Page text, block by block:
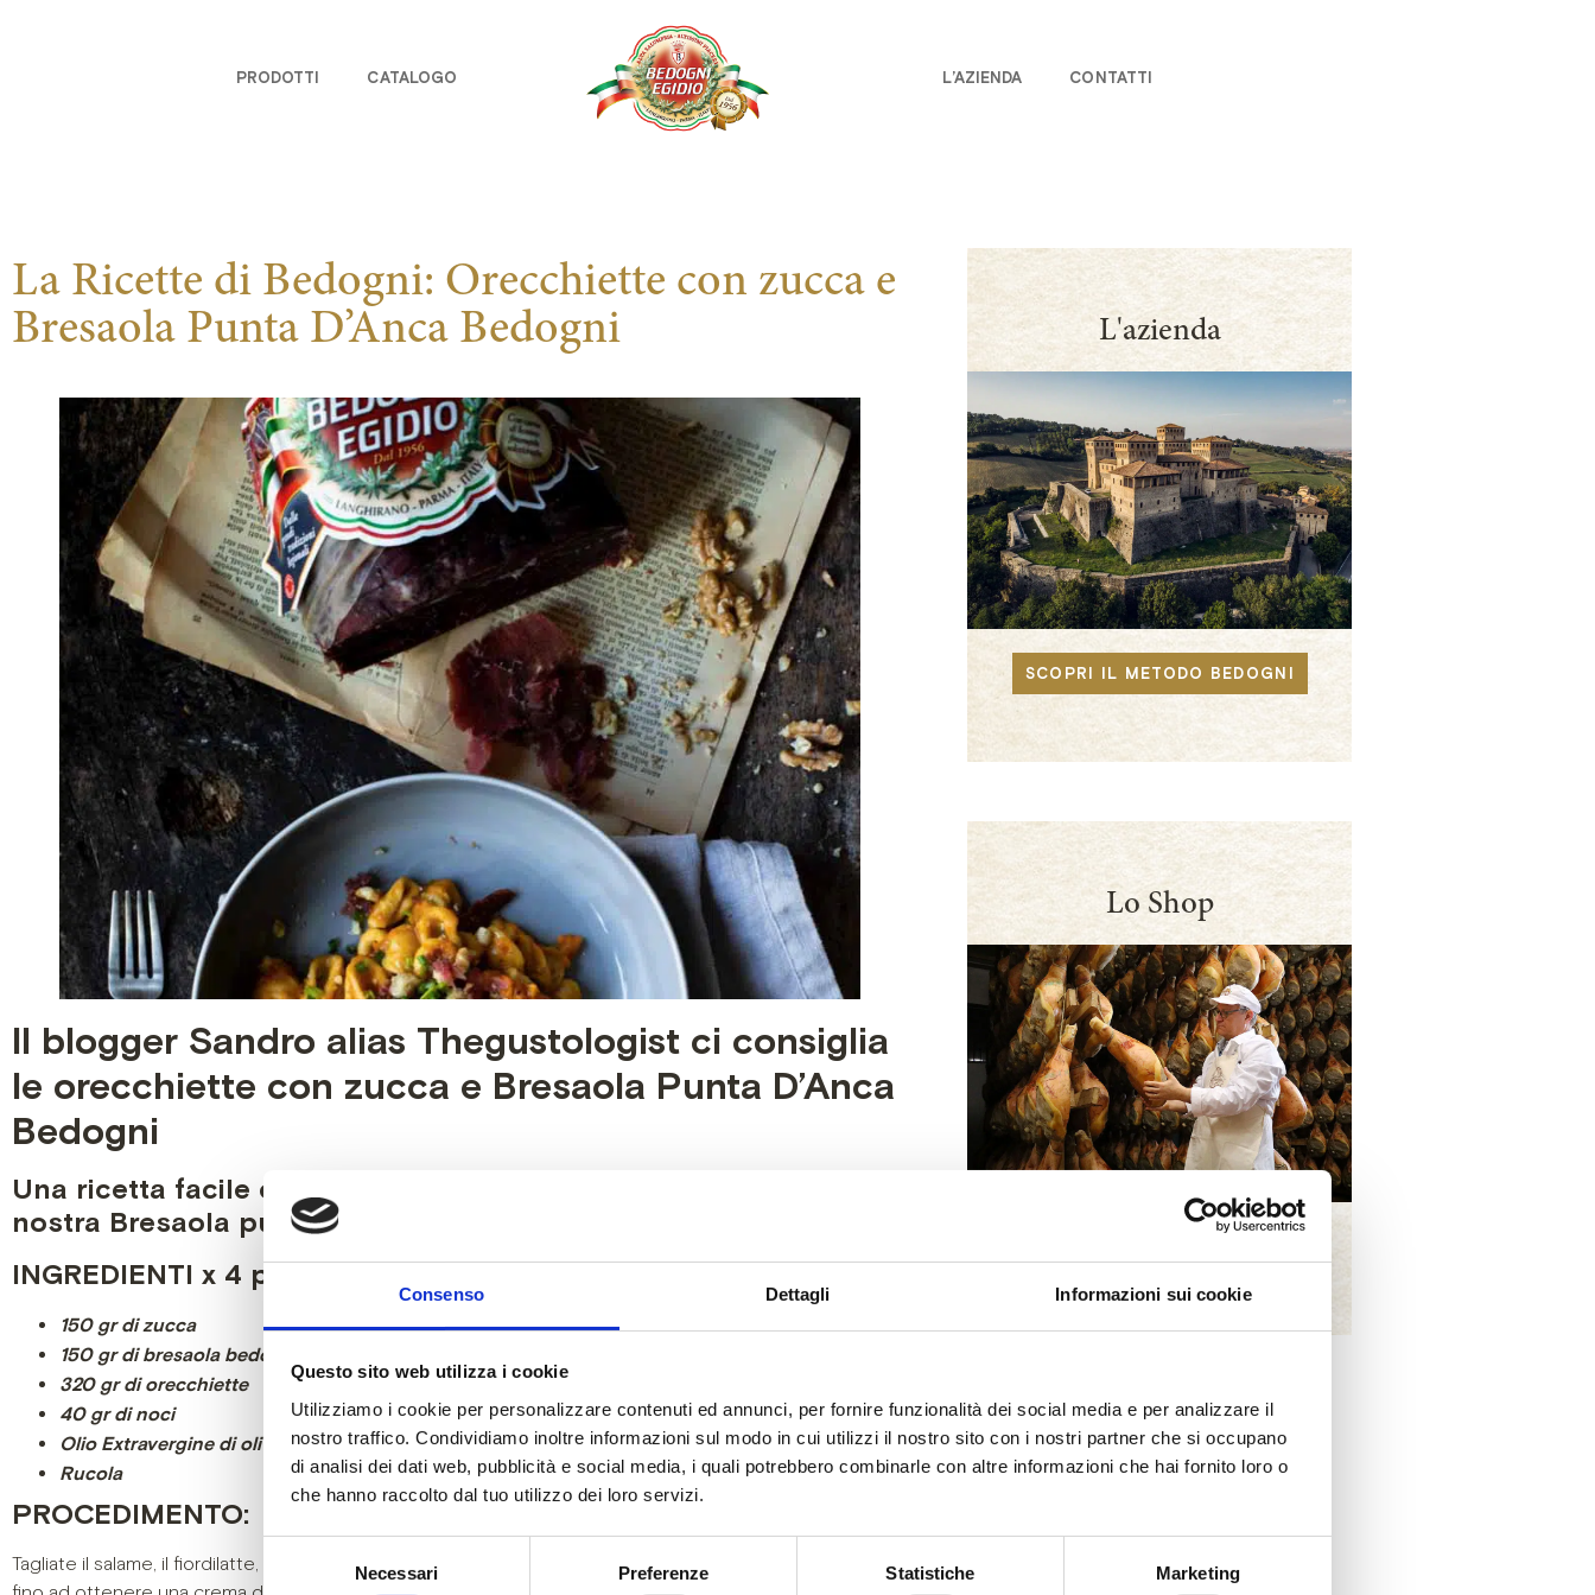
Consenso Dettagli Informazioni sui cookie
Questo sito web utilizza i cookie
Utilizziamo i cookie per personalizzare contenuti ed annunci, per fornire funzionalità dei social media e per analizzare il
nostro traffico. Condividiamo inoltre informazioni sul modo in cui utilizzi il nostro sito con i nostri partner che si occupano
di analisi dei dati web, pubblicità e social media, i quali potrebbero combinarle con altre informazioni che hai fornito loro o
che hanno raccolto dal tuo utilizzo dei loro servizi.
Necessari Preferenze Statistiche Marketing
PRODOTTI CATALOGO L’AZIENDA CONTATTI
La Ricette di Bedogni: Orecchiette con zucca e
Bresaola Punta D’Anca Bedogni
Il blogger Sandro alias Thegustologist ci consiglia
le orecchiette con zucca e Bresaola Punta D’Anca
Bedogni
Una ricetta facile e veloce da preparare per gustare a pieno la
nostra Bresaola punta D’Anca!
INGREDIENTI x 4 persone:
150 gr di zucca⁣
150 gr di bresaola bedogni
320 gr di orecchiette
40 gr di noci
Olio Extravergine di oliva
Rucola
PROCEDIMENTO:
Tagliate il salame, il fiordilatte, mettete il tutto in un bicchiere alto e frullate con il minipimer
L'azienda
SCOPRI IL METODO BEDOGNI
Lo Shop